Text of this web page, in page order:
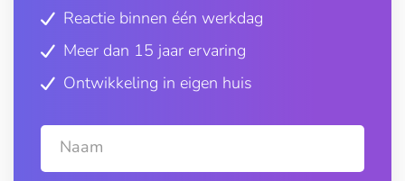
Reactie binnen één werkdag
Meer dan 15 jaar ervaring
Ontwikkeling in eigen huis
Naam